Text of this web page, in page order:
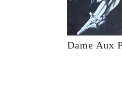
Dame Aux